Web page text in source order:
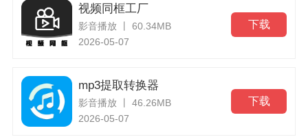
视频同框工厂
影音播放 丨 60.34MB
2026-05-07
下载
mp3提取转换器
影音播放 丨 46.26MB
2026-05-07
下载